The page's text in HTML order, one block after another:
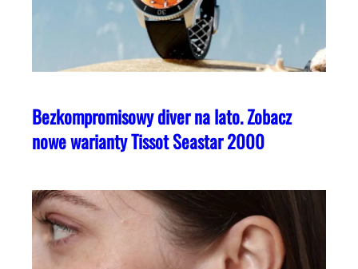
Bezkompromisowy diver na lato. Zobacz
nowe warianty Tissot Seastar 2000